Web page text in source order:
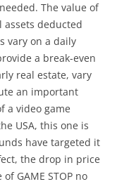
The value of
deducted
vary on a daily
a break-even
real estate, vary
an important
a video game
USA, this one is
have targeted it
the drop in price
GAME STOP no